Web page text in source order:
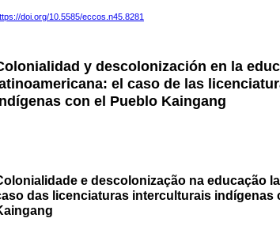
doi.org/10.5585/eccos.n45.8281
y descolonización en la
el caso de las
con el Pueblo Kaingang
e descolonização na educação
das licenciaturas interculturais indígenas